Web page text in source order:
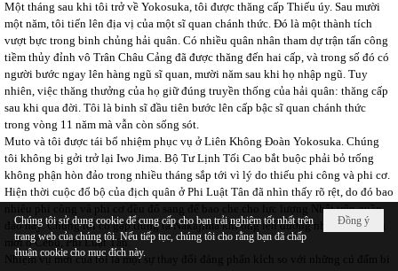
Một tháng sau khi tôi trở về Yokosuka, tôi được thăng cấp Thiếu úy. Sau mười
một năm, tôi tiến lên địa vị của một sĩ quan chánh thức. Đó là một thành tích
vượt bực trong binh chủng hải quân. Có nhiều quân nhân tham dự trận tấn công
tiềm thủy đỉnh vô Trân Châu Cảng đã được thăng đến hai cấp, và trong số đó có
người bước ngay lên hàng ngũ sĩ quan, mười năm sau khi họ nhập ngũ. Tuy
nhiên, việc thăng thưởng của họ giữ đúng truyền thống của hải quân: thăng cấp
sau khi qua đời. Tôi là binh sĩ đầu tiên bước lên cấp bậc sĩ quan chánh thức
trong vòng 11 năm mà vẫn còn sống sót.
Muto và tôi được tái bổ nhiệm phục vụ ở Liên Không Đoàn Yokosuka. Chúng
tôi không bị gởi trở lại Iwo Jima. Bộ Tư Lịnh Tối Cao bắt buộc phải bỏ trống
không phận hòn đảo trong nhiều tháng sắp tới vì lý do thiếu phi công và phi cơ.
Hiện thời cuộc đổ bộ của địch quân ở Phi Luật Tân đã nhìn thấy rõ rệt, do đó bao
nhiêu phi công và phi cơ đều đổ sang để bao che cho lực lượng Nhật trên quần
đảo này. Chúng tôi có gặp trung tá Nakajima khi ông lên đường nhận nhiệm vụ
mới ở Cebu, Phi Luật Tân.
Nhiệm vụ mới của tôi là một sự thay đổi đáng phấn kích so với những cú đấm bi
Đồng ý
Chúng tôi sử dụng cookie để cung cấp cho bạn trải nghiệm tốt nhất trên
trang web của chúng tôi. Nếu tiếp tục, chúng tôi cho rằng bạn đã chấp
thuận cookie cho mục đích này.